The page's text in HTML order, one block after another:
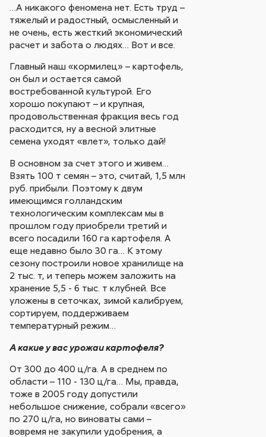
…А никакого феномена нет. Есть труд –
тяжелый и радостный, осмысленный и
не очень, есть жесткий экономический
расчет и забота о людях… Вот и все.
Главный наш «кормилец» – картофель,
он был и остается самой
востребованной культурой. Его
хорошо покупают – и крупная,
продовольственная фракция весь год
расходится, ну а весной элитные
семена уходят «влет», только дай!
В основном за счет этого и живем…
Взять 100 т семян – это, считай, 1,5 млн
руб. прибыли. Поэтому к двум
имеющимся голландским
технологическим комплексам мы в
прошлом году приобрели третий и
всего посадили 160 га картофеля. А
еще недавно было 30 га… К этому
сезону построили новое хранилище на
2 тыс. т, и теперь можем заложить на
хранение 5,5 - 6 тыс. т клубней. Все
уложены в сеточках, зимой калибруем,
сортируем, поддерживаем
температурный режим…
А какие у вас урожаи картофеля?
От 300 до 400 ц/га. А в среднем по
области – 110 - 130 ц/га… Мы, правда,
тоже в 2005 году допустили
небольшое снижение, собрали «всего»
по 270 ц/га, но виноваты сами –
вовремя не закупили удобрения, а